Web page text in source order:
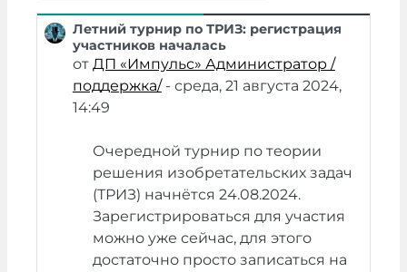
Летний турнир по ТРИЗ: регистрация
участников началась
от ДП «Импульс» Администратор /
поддержка/- среда, 21 августа 2024,
14:49
Количество ответов: 0
Очередной турнир по теории
решения изобретательских задач
(ТРИЗ) начнётся 24.08.2024.
Зарегистрироваться для участия
можно уже сейчас, для этого
достаточно просто записаться на